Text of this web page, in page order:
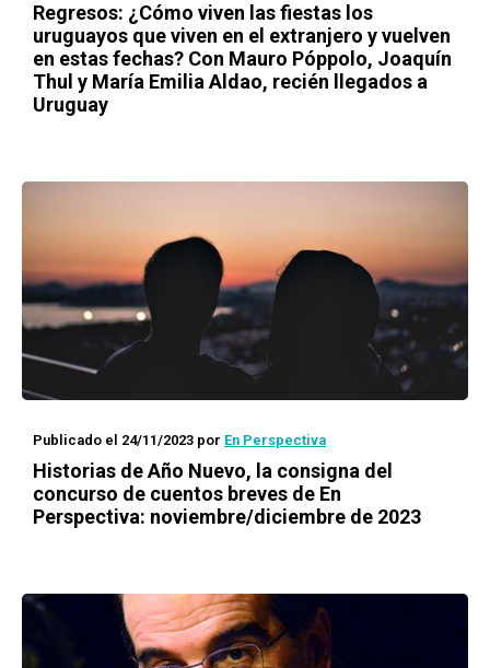
Regresos: ¿Cómo viven las fiestas los
uruguayos que viven en el extranjero y vuelven
en estas fechas? Con Mauro Póppolo, Joaquín
Thul y María Emilia Aldao, recién llegados a
Uruguay
Publicado el 24/11/2023 por En Perspectiva
Historias de Año Nuevo, la consigna del
concurso de cuentos breves de En
Perspectiva: noviembre/diciembre de 2023